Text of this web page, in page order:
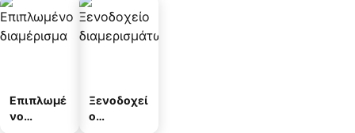
Επιπλωμέ
νο
Ξενοδοχεί
ο